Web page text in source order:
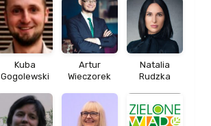
Kuba
Gogolewski
Artur
Wieczorek
Natalia
Rudzka